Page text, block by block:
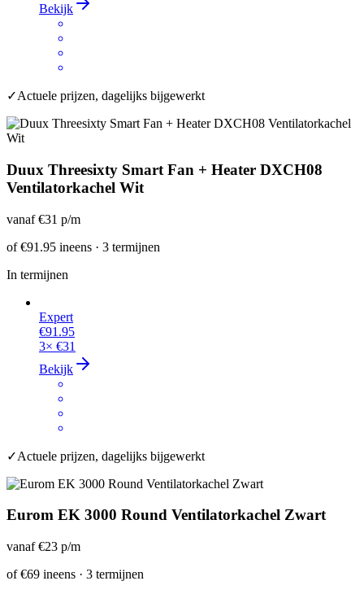
Bekijk
✓Actuele prijzen, dagelijks bijgewerkt
Duux Threesixty Smart Fan + Heater DXCH08
Ventilatorkachel Wit
vanaf€31 p/m
of€91.95 ineens · 3 termijnen
In termijnen
Expert
€91.95
3× €31
Bekijk
✓Actuele prijzen, dagelijks bijgewerkt
Eurom EK 3000 Round Ventilatorkachel Zwart
vanaf€23 p/m
of€69 ineens · 3 termijnen